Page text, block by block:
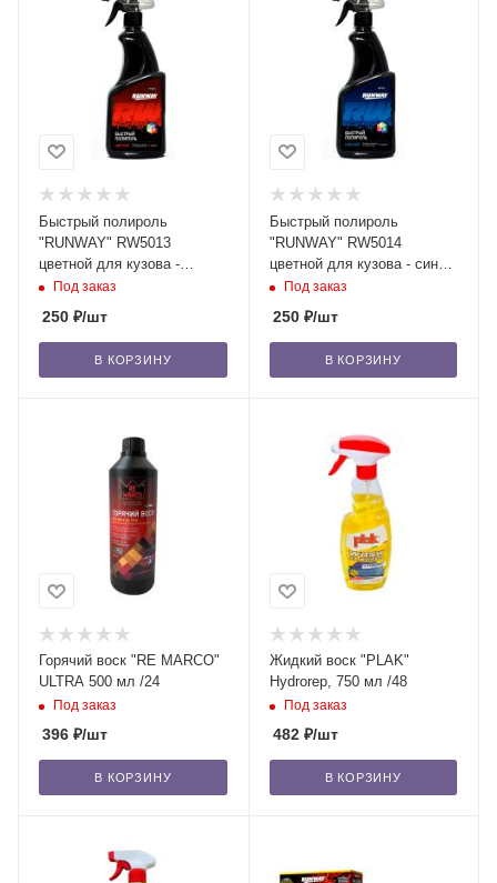
Быстрый полироль
"RUNWAY" RW5013
цветной для кузова -
красный, 500мл/12
Под заказ
250 ₽/шт
В КОРЗИНУ
Быстрый полироль
"RUNWAY" RW5014
цветной для кузова - синий,
500 мл /12
Под заказ
250₽/шт
В КОРЗИНУ
Горячий воск "RE MARCO"
ULTRA 500 мл /24
Под заказ
396 ₽/шт
В КОРЗИНУ
Жидкий воск "PLAK"
Hydrorep, 750 мл /48
Под заказ
482₽/шт
В КОРЗИНУ